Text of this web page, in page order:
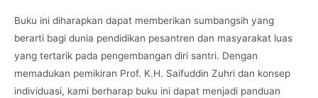
Buku ini diharapkan dapat memberikan sumbangsih yang
berarti bagi dunia pendidikan pesantren dan masyarakat luas
yang tertarik pada pengembangan diri santri. Dengan
memadukan pemikiran Prof. K.H. Saifuddin Zuhri dan konsep
individuasi, kami berharap buku ini dapat menjadi panduan